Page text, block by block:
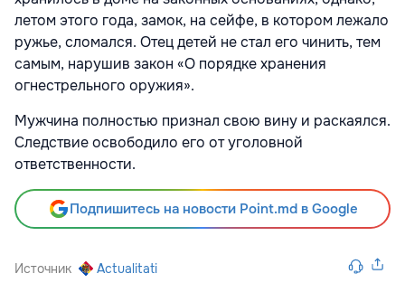
летом этого года, замок, на сейфе, в котором лежало
ружье, сломался. Отец детей не стал его чинить, тем
самым, нарушив закон «О порядке хранения
огнестрельного оружия».
Мужчина полностью признал свою вину и раскаялся.
Следствие освободило его от уголовной
ответственности.
Подпишитесь на новости Point.md в Google
Источник Actualitati